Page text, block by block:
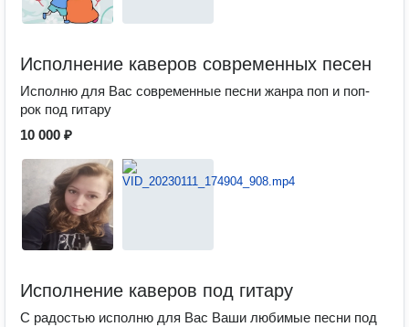
Исполнение каверов современных песен
Исполню для Вас современные песни жанра поп и поп-
рок под гитару
10 000 ₽
Исполнение каверов под гитару
С радостью исполню для Вас Ваши любимые песни под